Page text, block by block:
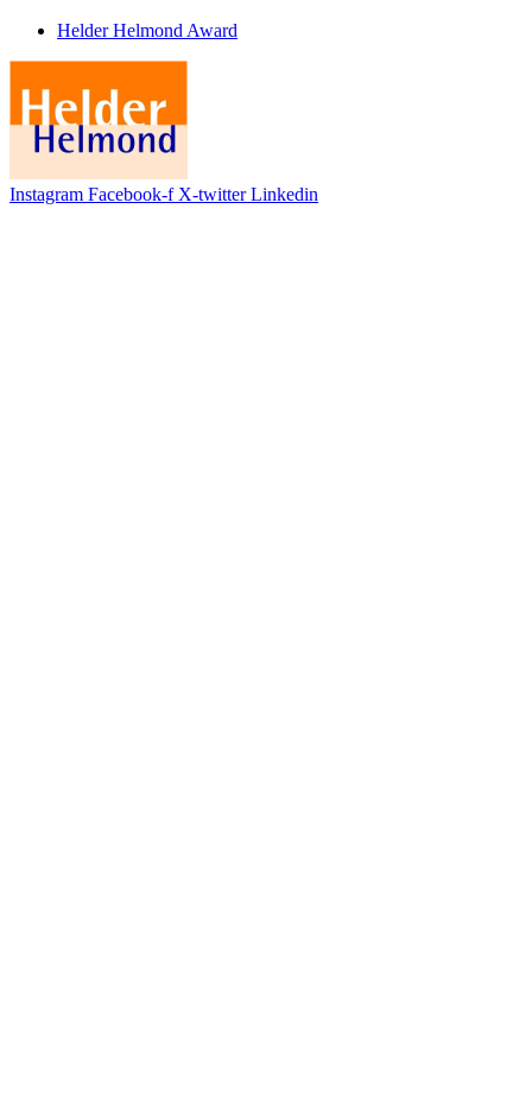
Helder Helmond Award
Instagram Facebook-f X-twitter Linkedin